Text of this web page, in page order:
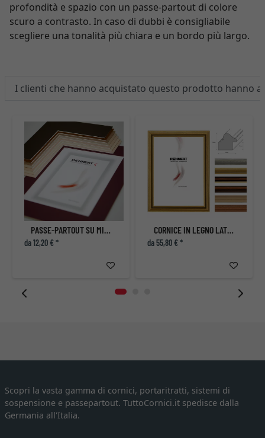
profondità e spazio con un passe-partout di colore
scuro a contrasto. In caso di dubbi è consigliabile
scegliere una tonalità più chiara e un bordo più largo.
I clienti che hanno acquistato questo prodotto hanno
PASSE-PARTOUT SU MISURA
da 12,20 € *
CORNICE IN LEGNO LATIMER
da 55,80 € *
Scopri la vasta gamma di cornici, portaritratti, sistemi di
sospensione e passepartout. TuttoCornici.it spedisce dalla
Germania all'Italia.